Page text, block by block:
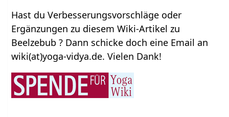
Hast du Verbesserungsvorschläge oder
Ergänzungen zu diesem Wiki-Artikel zu
Beelzebub ? Dann schicke doch eine Email an
wiki(at)yoga-vidya.de. Vielen Dank!